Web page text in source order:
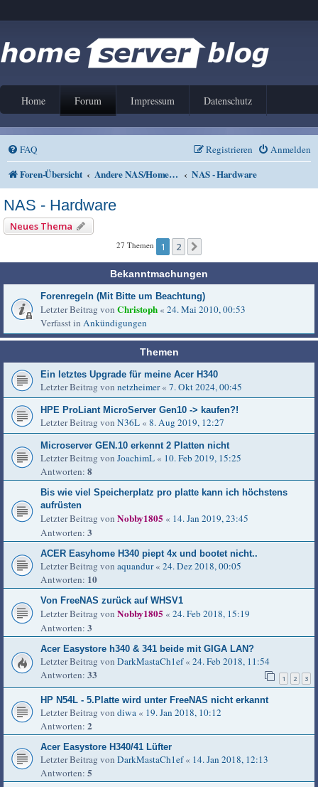
Home Forum Impressum Datenschutz
FAQ Anmelden
Registrieren
Foren-Übersicht Andere NAS/Home Server Lösungen NAS - Hardware
NAS - Hardware
Neues Thema
27 Themen 1 2
Bekanntmachungen
Forenregeln (Mit Bitte um Beachtung)
Letzter Beitrag von Christoph « 24. Mai 2010, 00:53
Verfasst in Ankündigungen
Themen
Ein letztes Upgrade für meine Acer H340
Letzter Beitrag von netzheimer« 7. Okt 2024, 00:45
HPE ProLiant MicroServer Gen10 -> kaufen?!
Letzter Beitrag von N36L « 8. Aug 2019, 12:27
Microserver GEN.10 erkennt 2 Platten nicht
Letzter Beitrag von JoachimL « 10. Feb 2019, 15:25
Antworten: 8
Bis wie viel Speicherplatz pro platte kann ich höchstens
aufrüsten
Letzter Beitrag von Nobby1805 « 14. Jan 2019, 23:45
Antworten: 3
ACER Easyhome H340 piept 4x und bootet nicht..
Letzter Beitrag von aquandur« 24. Dez 2018, 00:05
Antworten: 10
Von FreeNAS zurück auf WHSV1
Letzter Beitrag von Nobby1805 « 24. Feb 2018, 15:19
Antworten: 3
Acer Easystore h340 & 341 beide mit GIGA LAN?
Letzter Beitrag von DarkMastaCh1ef« 24. Feb 2018, 11:54
Antworten: 33 1 2 3
HP N54L - 5.Platte wird unter FreeNAS nicht erkannt
Letzter Beitrag von diwa « 19. Jan 2018, 10:12
Antworten: 2
Acer Easystore H340/41 Lüfter
Letzter Beitrag von DarkMastaCh1ef« 14. Jan 2018, 12:13
Antworten: 5